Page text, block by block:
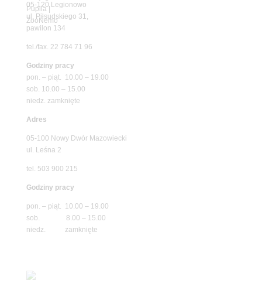
05-120 Legionowo
ul. Piłsudskiego 31,
pawilon 134
tel./fax. 22 784 71 96
Godziny pracy
pon. – piąt. 10.00 – 19.00
sob. 10.00 – 15.00
niedz. zamknięte
Adres
05-100 Nowy Dwór Mazowiecki
ul. Leśna 2
tel. 503 900 215
Godziny pracy
pon. – piąt. 10.00 – 19.00
sob. 8.00 – 15.00
niedz. zamknięte